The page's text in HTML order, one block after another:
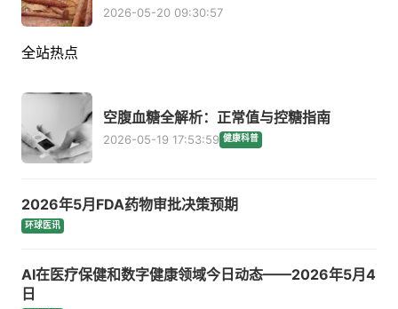
2026-05-20 09:30:57
全站热点
空腹血糖全解析：正常值与控糖指南
2026-05-19 17:53:59 健康科普
2026年5月FDA药物审批决策预期
环球医讯
AI在医疗保健和数字健康领域今日动态——2026年5月4
日